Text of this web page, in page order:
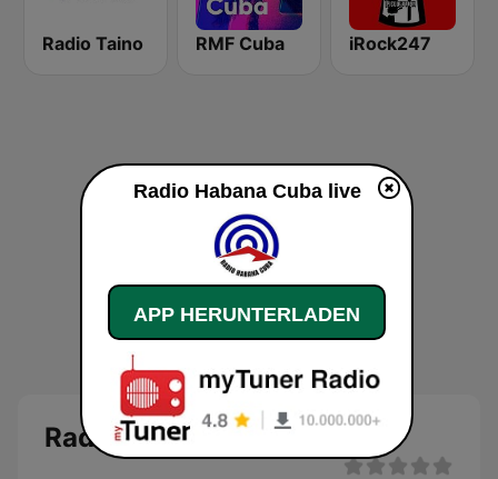
Radio Taino RMF Cuba iRock247
Radio Habana Cuba
Radio Habana Cuba live
APP HERUNTERLADEN